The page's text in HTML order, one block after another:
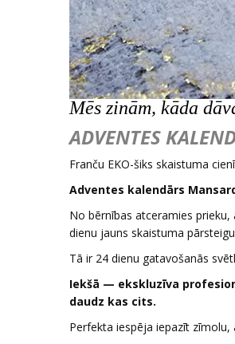
Mēs zinām, kāda
ADVENTES
Franču EKO-šiks skaistuma
Adventes kalendārs
No bērnības atceramies
dienu jauns skaistuma
Tā ir 24 dienu gatavošanās
Iekšā — ekskluzīva
daudz kas cits.
Perfekta iespēja iepazīt